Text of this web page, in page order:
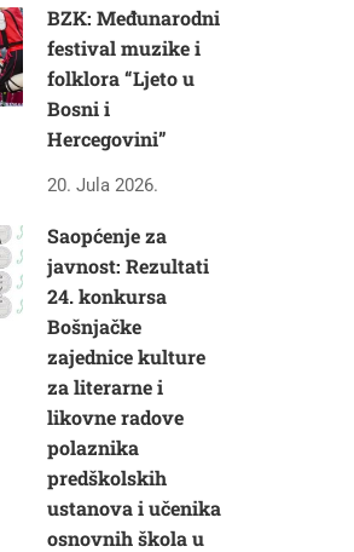
BZK: Međunarodni
festival muzike i
folklora “Ljeto u
Bosni i
Hercegovini”
20. Jula 2026.
Saopćenje za
javnost: Rezultati
24. konkursa
Bošnjačke
zajednice kulture
za literarne i
likovne radove
polaznika
predškolskih
ustanova i učenika
osnovnih škola u